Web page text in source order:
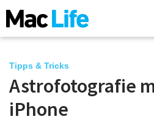
News
Tipps & Tricks
Astrofotografie
iPhone